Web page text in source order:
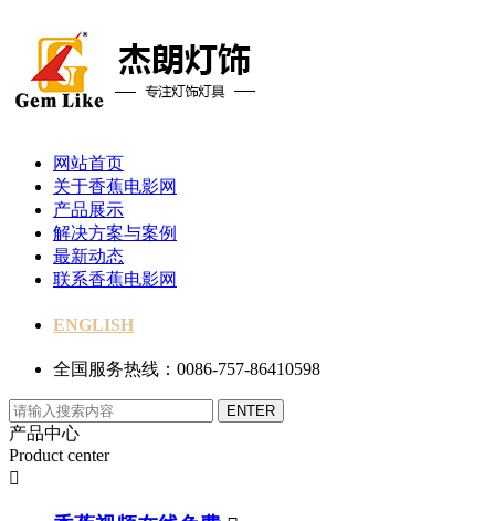
网站首页
关于香蕉电影网
产品展示
解决方案与案例
最新动态
联系香蕉电影网
ENGLISH
全国服务热线：0086-757-86410598
产品中心
Product center
